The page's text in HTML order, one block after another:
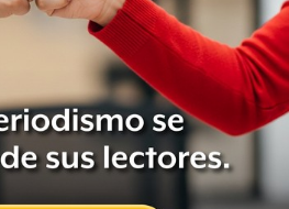
rojo?
Nacional de Población
no estaban proyectadas para
en 2015 y con la llegada
Unidos rebasaron esa cifra.